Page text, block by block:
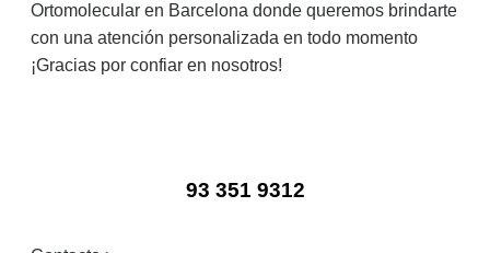
Ortomolecular en Barcelona donde queremos brindarte
con una atención personalizada en todo momento
¡Gracias por confiar en nosotros!
93 351 9312